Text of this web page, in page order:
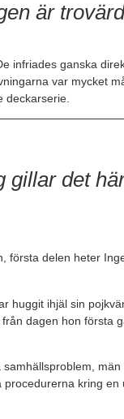
är
infriades ganska
var mycket
deckarserie.
gillar det
delen heter
huggit ihjäl sin
dagen hon
kring